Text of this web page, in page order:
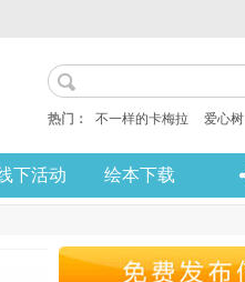
热门： 不一样的卡梅拉 爱心树
下活动 绘本下载